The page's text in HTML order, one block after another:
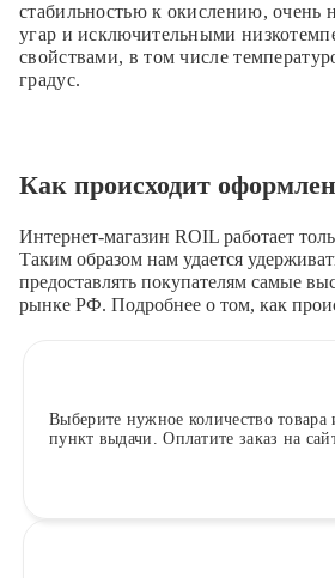
стабильностью к окислению, очень
угар и исключительными
свойствами, в том числе
градус.
Как происходит
Интернет-магазин ROIL работает
Таким образом нам удается
предоставлять покупателям самые
рынке РФ. Подробнее о том, как
Выберите нужное количество
пункт выдачи. Оплатите заказ на